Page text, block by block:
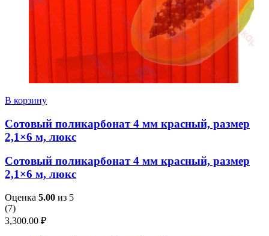
В корзину
Сотовый поликарбонат 4 мм красный, размер
2,1×6 м, люкс
Сотовый поликарбонат 4 мм красный, размер
2,1×6 м, люкс
Оценка 5.00 из 5
(7)
3,300.00 ₽